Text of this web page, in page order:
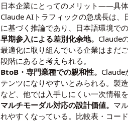
日本企業にとってのメリット——具
Claude AIトラフィックの急成長は
に基づく推論であり、日本語環境で
早期参入による差別化余地。 Claude
最適化に取り組んでいる企業はまだ
段階にあると考えられる。
BtoB・専門業種での親和性。 Claude
テンツになりやすいとみられる。製
など、他では入手しにくい一次情報
マルチモーダル対応の設計価値。 マ
れやすくなっている。比較表・コー